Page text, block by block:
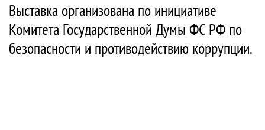
Выставка организована по инициативе
Комитета Государственной Думы ФС РФ по
безопасности и противодействию коррупции.